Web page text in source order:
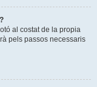
al costat de la propia
pels passos necessaris